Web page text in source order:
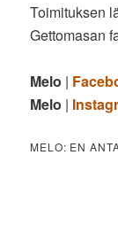
Toimituksen
Gettomasan
Melo |
Melo |
MELO: EN